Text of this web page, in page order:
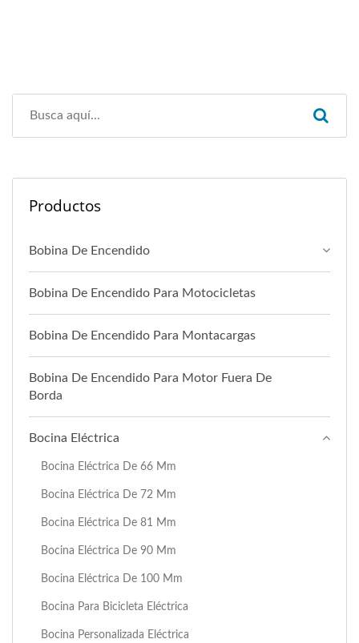
Productos
Bobina De Encendido
Bobina De Encendido Para Motocicletas
Bobina De Encendido Para Montacargas
Bobina De Encendido Para Motor Fuera De
Borda
Bocina Eléctrica
Bocina Eléctrica De 66 Mm
Bocina Eléctrica De 72 Mm
Bocina Eléctrica De 81 Mm
Bocina Eléctrica De 90 Mm
Bocina Eléctrica De 100 Mm
Bocina Para Bicicleta Eléctrica
Bocina Personalizada Eléctrica